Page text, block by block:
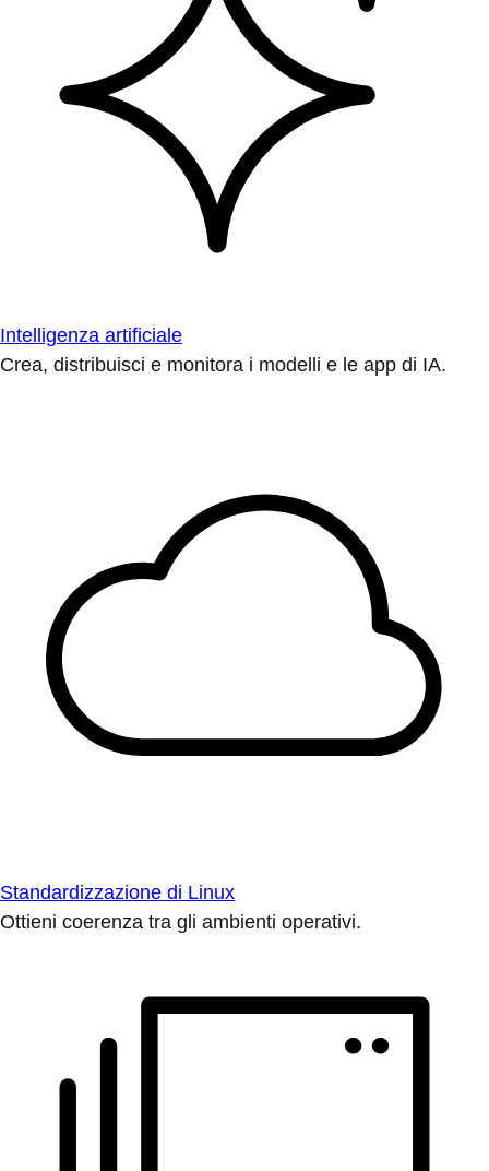
Intelligenza artificiale
Crea, distribuisci e monitora i modelli e le app di IA.
Standardizzazione di Linux
Ottieni coerenza tra gli ambienti operativi.